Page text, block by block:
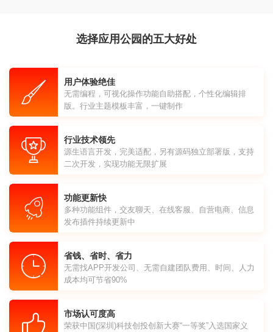
选择应用公园的五大好处
用户体验绝佳
无需编程，可视化操作功能自助搭配，个性化编辑排
版。行业主题模板丰富，一键制作
行业技术领先
源生语言开发，完美适配，另有源码独立部署版，支持
二次开发，实现功能无限扩展
功能更新快
多种功能组件，交友聊天、在线客服、自营电商、信息
发布插件持续更新中
省钱、省时、省力
无需找APP开发公司、无需自建团队费用、时间、人力
成本均可节省90%
市场认可度高
荣获中国(深圳)科技创投创新大赛“一等奖”入选国家义